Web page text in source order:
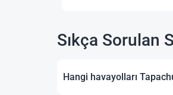
Sıkça Sorulan
Hangi havayolları